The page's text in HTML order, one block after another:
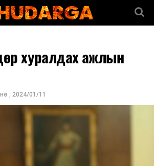
хуралдах ажлын
, 2024/01/11